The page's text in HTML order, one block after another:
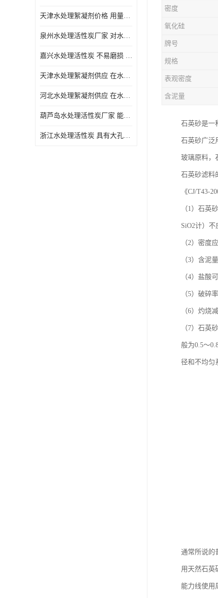
天津水处理絮凝剂价格 用量相对较少 便于后续的沉淀和过滤处理
泉州水处理活性炭厂家 对水中的微小颗粒有较好的去除效果
嘉兴水处理活性炭 不易磨损 碎裂和粉化 能够吸附大分子有机物
天津水处理絮凝剂供应 在水中的稳定性较好 絮凝速度快
河北水处理絮凝剂供应 在水中的稳定性较好 用量相对较少
葫芦岛水处理活性炭厂家 能够吸附大分子有机物 可再生能力较强
浙江水处理活性炭 具有大孔结构 具有较高的吸附能力
密度
氧化硅
牌号
规格
表观密度
含泥量
石英砂是一
石英砂广泛
玻璃原料，
石英砂滤料
《CJ/T43-
（1）石英
SiO2计）不
（2）密度
（3）含泥
（4）盐酸
（5）破碎
（6）灼烧
（7）石英
般为0.5～
径和不均匀
通常所说的
用天然石英
能力线使用